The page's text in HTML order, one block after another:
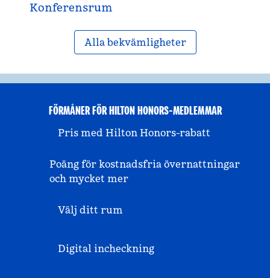
Konferensrum
Alla bekvämligheter
FÖRMÅNER FÖR HILTON HONORS-MEDLEMMAR
Pris med Hilton Honors-rabatt
Poäng för kostnadsfria övernattningar
och mycket mer
Välj ditt rum
Digital incheckning